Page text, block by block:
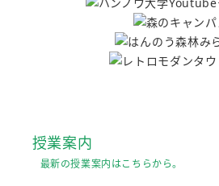
授業案内
最新の授業案内はこちらから。